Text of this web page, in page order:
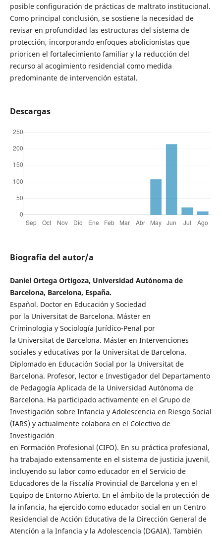
posible configuración de prácticas de maltrato institucional.
Como principal conclusión, se sostiene la necesidad de
revisar en profundidad las estructuras del sistema de
protección, incorporando enfoques abolicionistas que
prioricen el fortalecimiento familiar y la reducción del
recurso al acogimiento residencial como medida
predominante de intervención estatal.
Descargas
Biografía del autor/a
Daniel Ortega Ortigoza, Universidad Autónoma de
Barcelona, Barcelona, España.
Español. Doctor en Educación y Sociedad
por la Universitat de Barcelona. Máster en
Criminologia y Sociología Jurídico-Penal por
la Universitat de Barcelona. Máster en Intervenciones
sociales y educativas por la Universitat de Barcelona.
Diplomado en Educación Social por la Universitat de
Barcelona. Profesor, lector e Investigador del Departamento
de Pedagogía Aplicada de la Universidad Autónoma de
Barcelona. Ha participado activamente en el Grupo de
Investigación sobre Infancia y Adolescencia en Riesgo Social
(IARS) y actualmente colabora en el Colectivo de
Investigación
en Formación Profesional (CIFO). En su práctica profesional,
ha trabajado extensamente en el sistema de justicia juvenil,
incluyendo su labor como educador en el Servicio de
Educadores de la Fiscalía Provincial de Barcelona y en el
Equipo de Entorno Abierto. En el ámbito de la protección de
la infancia, ha ejercido como educador social en un Centro
Residencial de Acción Educativa de la Dirección General de
Atención a la Infancia y la Adolescencia (DGAIA). También